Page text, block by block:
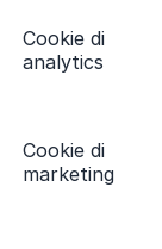
Cookie di
analytics
Cookie di
marketing